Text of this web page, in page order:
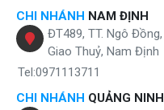
CHI NHÁNH NAM ĐỊNH
ĐT489, TT. Ngô Đồng,
Giao Thuỷ, Nam Định
Tel:0971113711
CHI NHÁNH QUẢNG NINH